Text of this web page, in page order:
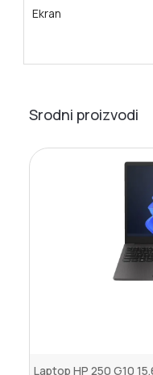
Ekran
Srodni proizvodi